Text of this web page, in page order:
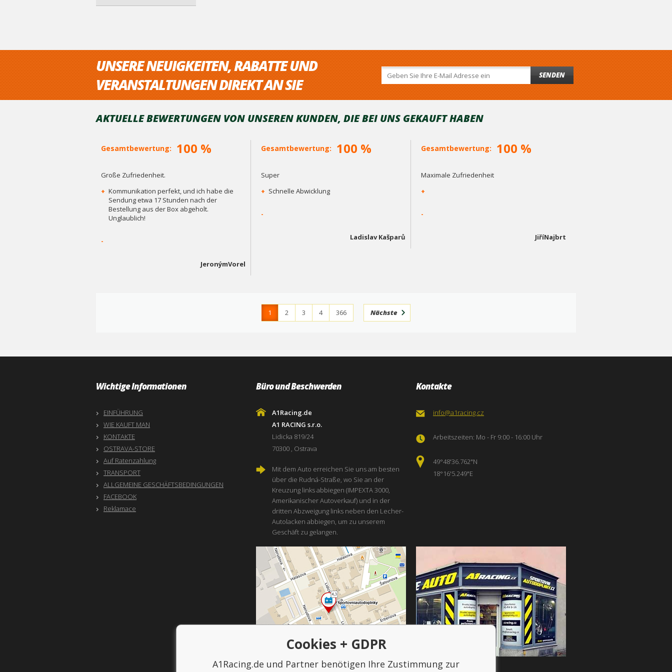
UNSERE NEUIGKEITEN, RABATTE UND
VERANSTALTUNGEN DIREKT AN SIE
SENDEN
AKTUELLE BEWERTUNGEN VON UNSEREN KUNDEN, DIE BEI ​​UNS GEKAUFT HABEN
Gesamtbewertung: 100 %
Große Zufriedenheit.
+ Kommunikation perfekt, und ich habe die
Sendung etwa 17 Stunden nach der
Bestellung aus der Box abgeholt.
Unglaublich!
-
JeronýmVorel
Gesamtbewertung: 100 %
Super
+ Schnelle Abwicklung
-
Ladislav Kašparů
Gesamtbewertung: 100 %
Maximale Zufriedenheit
+
-
JiříNajbrt
1 2 3 4 366 Nächste
Wichtige Informationen
EINFÜHRUNG
WIE KAUFT MAN
KONTAKTE
OSTRAVA-STORE
Auf Ratenzahlung
TRANSPORT
ALLGEMEINE GESCHÄFTSBEDINGUNGEN
FACEBOOK
Reklamace
Büro und Beschwerden
A1Racing.de
A1 RACING s.r.o.
Lidicka 819/24
70300 , Ostrava
Mit dem Auto erreichen Sie uns am besten
über die Rudná-Straße, wo Sie an der
Kreuzung links abbiegen (IMPEXTA 3000,
Amerikanischer Autoverkauf) und in der
dritten Abzweigung links neben den Lecher-
Autolacken abbiegen, um zu unserem
Geschäft zu gelangen.
Kontakte
info@a1racing.cz
Arbeitszeiten: Mo - Fr 9:00 - 16:00 Uhr
49°48'36.762"N
18°16'5.249"E
Cookies + GDPR
A1Racing.de und Partner benötigen Ihre Zustimmung zur